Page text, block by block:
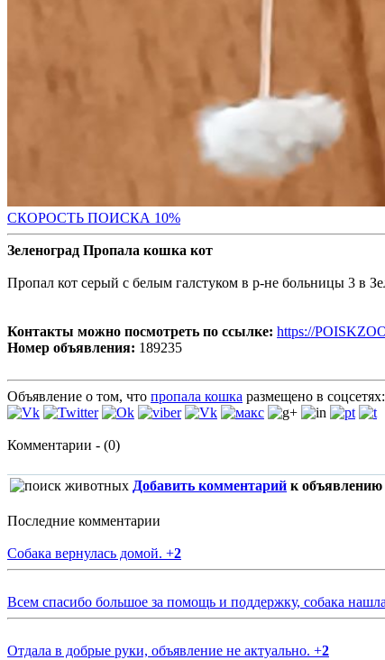
СКОРОСТЬ ПОИСКА 10%
Зеленоград Пропала кошка кот
Пропал кот серый с белым галстуком в р-не больницы 3 в
Контакты можно посмотреть по ссылке: https://
Номер объявления: 189235
Объявление о том, что пропала кошка размещено в соцсетях:
Комментарии - (0)
Добавить комментарий к объявлению
Последние комментарии
Собака вернулась домой. +2
Всем спасибо большое за помощь и поддержку, собака
Отдала в добрые руки, объявление не актуально. +2